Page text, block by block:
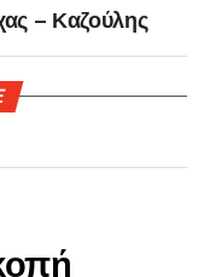
– Καζούλης